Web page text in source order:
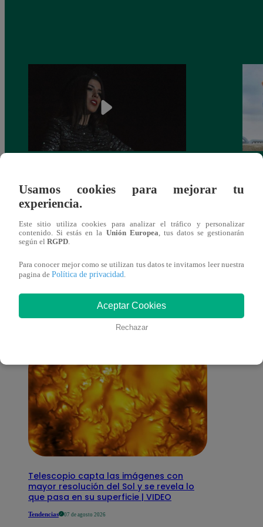
más unidas que nunca?
También te puede
interesar
Telescopio capta las imágenes con
mayor resolución del Sol y se revela lo
que pasa en su superficie | VIDEO
Tendencias 07 de agosto 2026
Usamos cookies para mejorar tu
experiencia.
Este sitio utiliza cookies para analizar el tráfico y personalizar
contenido. Si estás en la Unión Europea , tus datos se gestionarán
según el RGPD
Para conocer mejor como se utilizan tus datos te invitamos leer nuestra
pagina de Política de privacidad
Aceptar Cookies
Rechazar